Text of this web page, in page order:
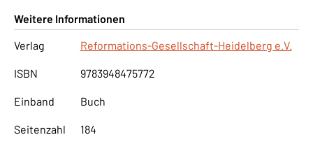
Weitere Informationen
Verlag
Reformations-Gesellschaft-Heidelberg e.V.
ISBN 9783948475772
Einband Buch
Seitenzahl 184